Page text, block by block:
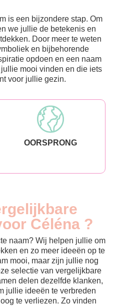
is een bijzondere stap. Om
we jullie de betekenis en
Door meer te weten
en bijbehorende
opdoen en een naam
mooi vinden en die iets
voor jullie gezin.
OORSPRONG
Céléna ?
naam? Wij helpen jullie om
en zo meer ideeën op te
mooi, maar zijn jullie nog
selectie van vergelijkbare
delen dezelfde klanken,
jullie ideeën te verbreden
te verliezen. Zo vinden